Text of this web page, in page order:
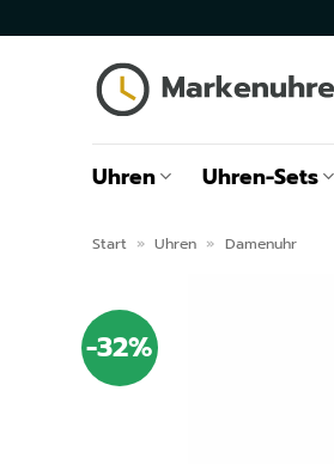
Uhren Uhren-Sets
Start » Uhren » Damenuhr
-32%